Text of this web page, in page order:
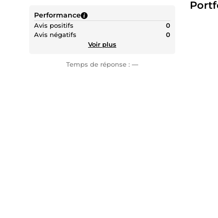
Performance
Avis positifs
0
Avis négatifs
0
Voir plus
Temps de réponse : —